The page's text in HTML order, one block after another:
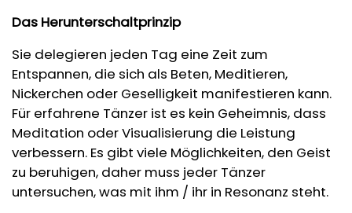
Das Herunterschaltprinzip
Sie delegieren jeden Tag eine Zeit zum
Entspannen, die sich als Beten, Meditieren,
Nickerchen oder Geselligkeit manifestieren kann.
Für erfahrene Tänzer ist es kein Geheimnis, dass
Meditation oder Visualisierung die Leistung
verbessern. Es gibt viele Möglichkeiten, den Geist
zu beruhigen, daher muss jeder Tänzer
untersuchen, was mit ihm / ihr in Resonanz steht.